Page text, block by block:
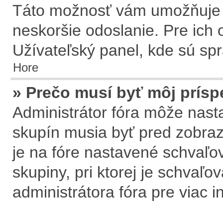
Táto možnosť vám
neskoršie odoslanie. Pre ich
Užívateľský panel, kde sú
Hore
» Prečo musí byť môj
Administrátor fóra môže
skupín musia byť pred
je na fóre nastavené
skupiny, pri ktorej je
administrátora fóra pre viac